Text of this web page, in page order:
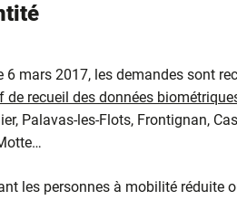
6 mars 2017, les demandes sont
de recueil des données
Palavas-les-Flots, Frontignan,
les personnes à mobilité réduite